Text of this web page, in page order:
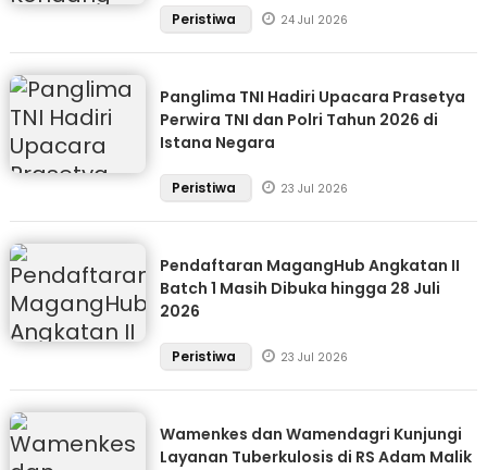
Peristiwa 24 Jul 2026
Panglima TNI Hadiri Upacara Prasetya
Perwira TNI dan Polri Tahun 2026 di
Istana Negara
Peristiwa 23 Jul 2026
Pendaftaran MagangHub Angkatan II
Batch 1 Masih Dibuka hingga 28 Juli
2026
Peristiwa 23 Jul 2026
Wamenkes dan Wamendagri Kunjungi
Layanan Tuberkulosis di RS Adam Malik